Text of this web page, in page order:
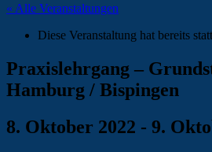
« Alle Veranstaltungen
Diese Veranstaltung hat bereits
Praxislehrgang –
Hamburg / Bispingen
8. Oktober 2022 - 9.